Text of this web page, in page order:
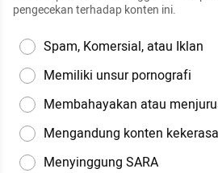
pengecekan terhadap konten ini.
Spam, Komersial, atau Iklan
Memiliki unsur pornografi
Membahayakan atau
Mengandung konten
Menyinggung SARA